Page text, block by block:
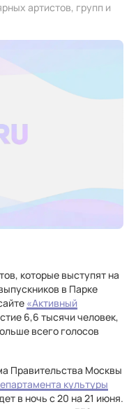
артистов, групп и
которые выступят на
в Парке
«Активный
6,6 тысячи человек,
всего голосов
Правительства Москвы
культуры
в ночь с 20 на 21 июня.